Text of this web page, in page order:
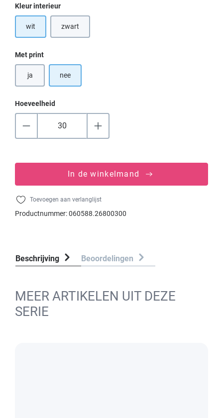
Selecteer
Kleur interieur
wit zwart(Deze optie is momenteel niet beschikbaar.)
Selecteer
Met print
ja nee
Hoeveelheid
In de winkelmand
Toevoegen aan verlanglijst
Productnummer:060588.26800300
Beschrijving Beoordelingen
MEER ARTIKELEN UIT DEZE
SERIE